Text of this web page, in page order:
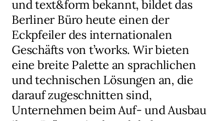
und text&form bekannt, bildet das
Berliner Büro heute einen der
Eckpfeiler des internationalen
Geschäfts von t’works. Wir bieten
eine breite Palette an sprachlichen
und technischen Lösungen an, die
darauf zugeschnitten sind,
Unternehmen beim Auf- und Ausbau